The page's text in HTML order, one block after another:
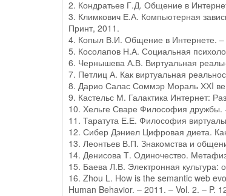
2. Кондратьев Г.Д. Общение в
3. Климкович Е.А. Компьютерная
Принт, 2011.
4. Копыл В.И. Общение в Интернете.
5. Косолапов Н.А. Социальная
6. Чернышева А.В. Виртуальная
7. Петлиц А. Как виртуальная
8. Дарио Салас Соммэр Мораль ХХI
9. Кастельс М. Галактика Интернет:
10. Хельге Сваре Философия дружбы.
11. Таратута Е.Е. Философия
12. Сибер Дэниел Цифровая диета.
13. Леонтьев В.П. Знакомства и
14. Денисова Т. Одиночество.
15. Баева Л.В. Электронная
16. Zhou L. How is the semantic web
Human Behavior. – 2011. – Vol. 2. – P.